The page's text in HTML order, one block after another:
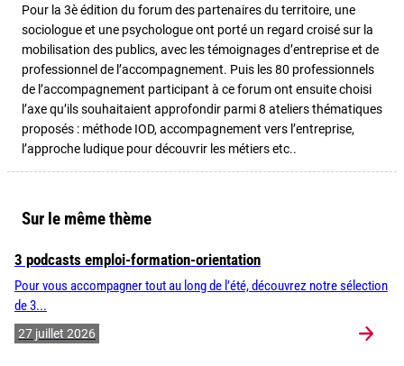
Pour la 3è édition du forum des partenaires du territoire, une
sociologue et une psychologue ont porté un regard croisé sur la
mobilisation des publics, avec les témoignages d’entreprise et de
professionnel de l’accompagnement. Puis les 80 professionnels
de l’accompagnement participant à ce forum ont ensuite choisi
l’axe qu’ils souhaitaient approfondir parmi 8 ateliers thématiques
proposés : méthode IOD, accompagnement vers l’entreprise,
l’approche ludique pour découvrir les métiers etc..
Sur le même thème
3 podcasts emploi-formation-orientation
Pour vous accompagner tout au long de l’été, découvrez notre sélection
de 3...
27 juillet 2026